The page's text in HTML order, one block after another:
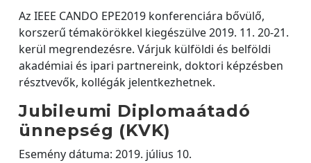
Az IEEE CANDO EPE2019 konferenciára bővülő,
korszerű témakörökkel kiegészülve 2019. 11. 20-21.
kerül megrendezésre. Várjuk külföldi és belföldi
akadémiai és ipari partnereink, doktori képzésben
résztvevők, kollégák jelentkezhetnek.
Jubileumi Diplomaátadó
ünnepség (KVK)
Esemény dátuma: 2019. július 10.